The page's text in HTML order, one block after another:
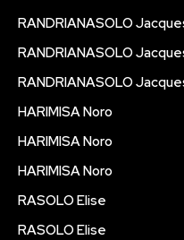
RANDRIANASOLO
RANDRIANASOLO
RANDRIANASOLO
HARIMISA Noro
HARIMISA Noro
HARIMISA Noro
RASOLO Elise
RASOLO Elise